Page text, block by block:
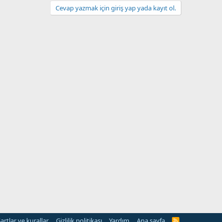
Cevap yazmak için giriş yap yada kayıt ol.
R